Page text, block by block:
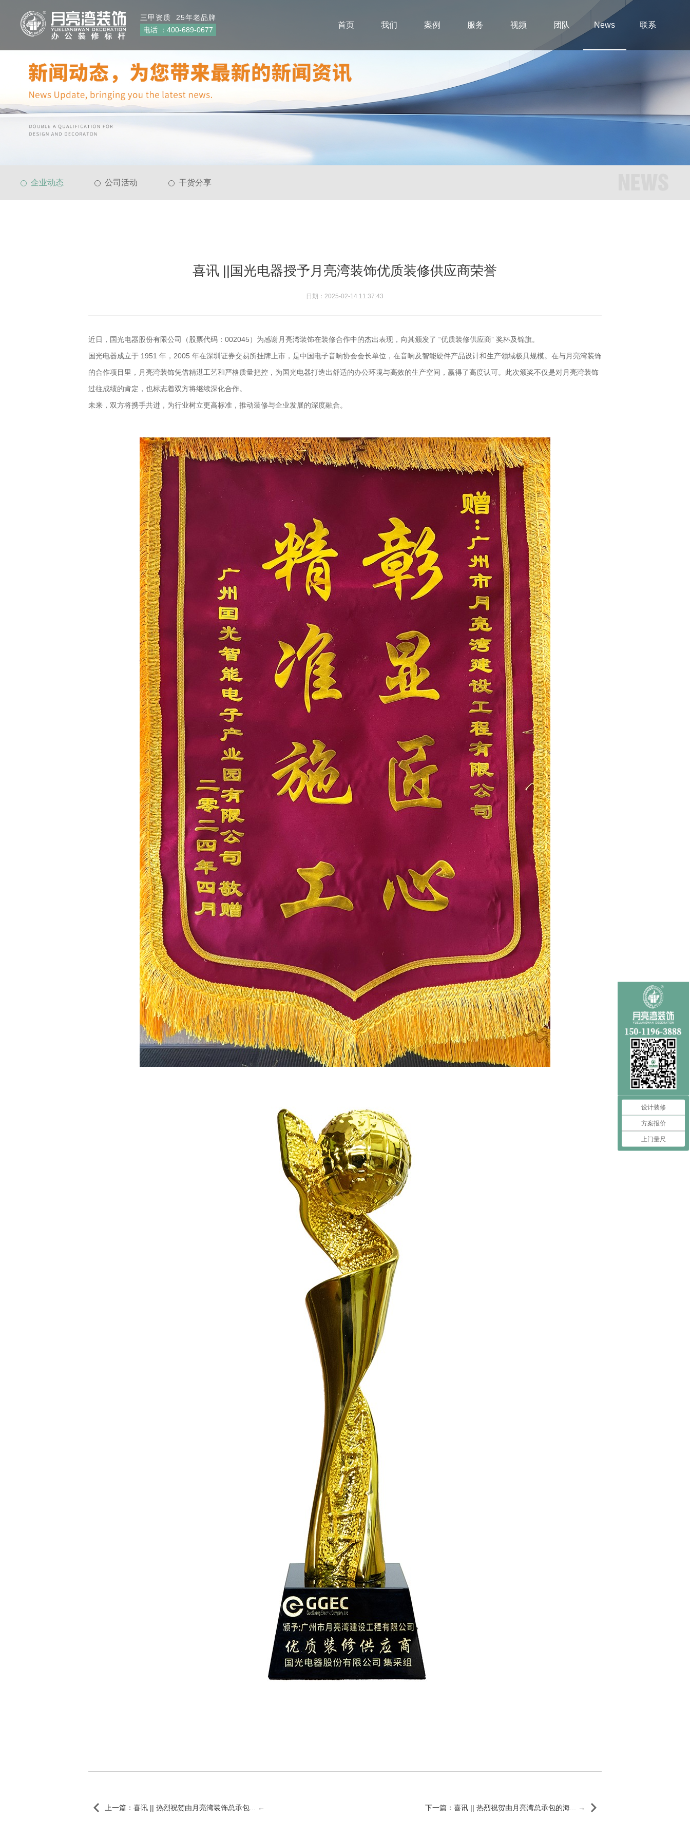
三甲资质 25年老品牌
电话 ：400-689-0677
首页 我们 案例 服务 视频 团队 News 联系
企业动态 公司活动 干货分享
喜讯 ||国光电器授予月亮湾装饰优质装修供应商荣誉
日期：2025-02-14 11:37:43
近日，国光电器股份有限公司（股票代码：002045）为感谢月亮湾装饰在装修合作中的杰出表现，向其颁发了 “优质装修供应商” 奖杯及锦旗。
国光电器成立于 1951 年，2005 年在深圳证券交易所挂牌上市，是中国电子音响协会会长单位，在音响及智能硬件产品设计和生产领域极具规模。在与月亮湾装饰
的合作项目里，月亮湾装饰凭借精湛工艺和严格质量把控，为国光电器打造出舒适的办公环境与高效的生产空间，赢得了高度认可。此次颁奖不仅是对月亮湾装饰
过往成绩的肯定，也标志着双方将继续深化合作。
未来，双方将携手共进，为行业树立更高标准，推动装修与企业发展的深度融合。
上一篇：喜讯 || 热烈祝贺由月亮湾装饰总承包... ← 下一篇：喜讯 || 热烈祝贺由月亮湾总承包的海... →
设计装修
方案报价
上门量尺